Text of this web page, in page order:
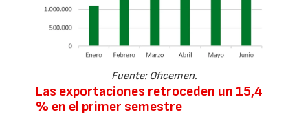
Fuente: Oficemen.
Las exportaciones retroceden un 15,4
% en el primer semestre